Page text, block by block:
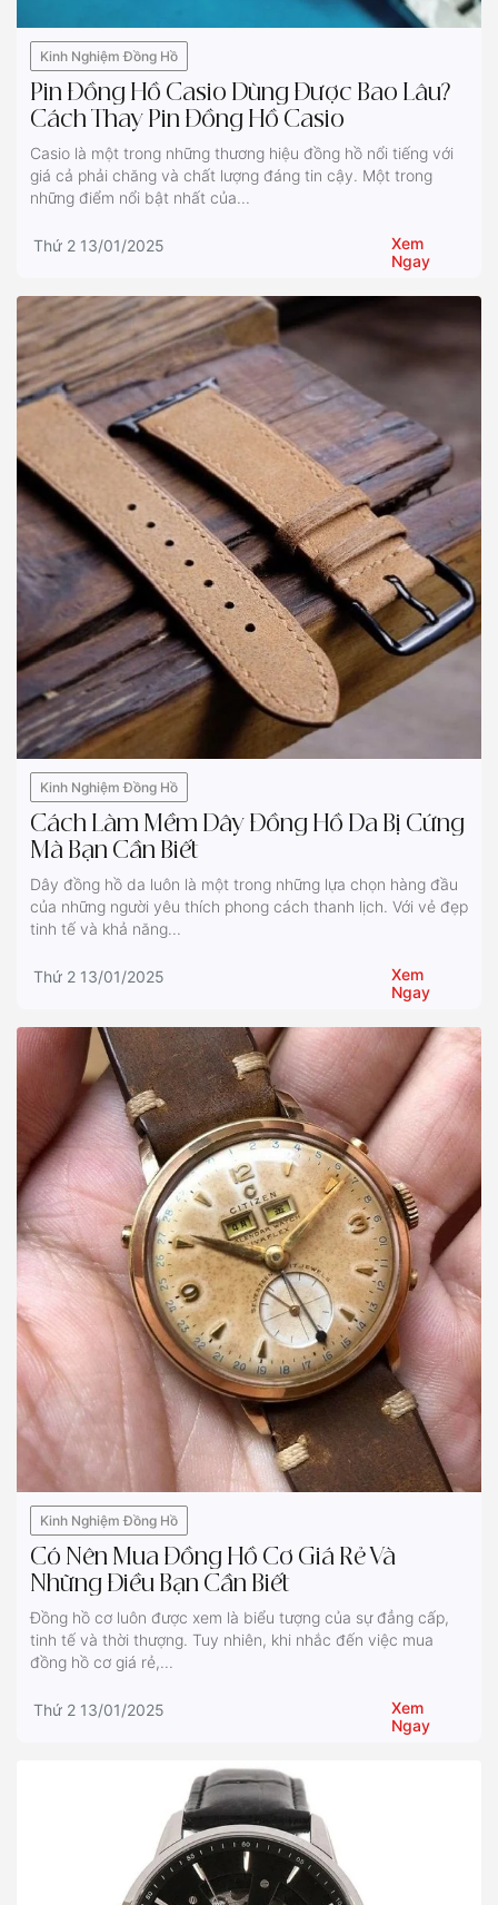
Kinh Nghiệm Đồng Hồ
Pin Đồng Hồ Casio Dùng Được Bao Lâu?
Cách Thay Pin Đồng Hồ Casio
Casio là một trong những thương hiệu đồng hồ nổi tiếng với
giá cả phải chăng và chất lượng đáng tin cậy. Một trong
những điểm nổi bật nhất của...
Thứ 2 13/01/2025
Xem
Ngay
Kinh Nghiệm Đồng Hồ
Cách Làm Mềm Dây Đồng Hồ Da Bị Cứng
Mà Bạn Cần Biết
Dây đồng hồ da luôn là một trong những lựa chọn hàng đầu
của những người yêu thích phong cách thanh lịch. Với vẻ đẹp
tinh tế và khả năng...
Thứ 2 13/01/2025
Xem
Ngay
Kinh Nghiệm Đồng Hồ
Có Nên Mua Đồng Hồ Cơ Giá Rẻ Và
Những Điều Bạn Cần Biết
Đồng hồ cơ luôn được xem là biểu tượng của sự đẳng cấp,
tinh tế và thời thượng. Tuy nhiên, khi nhắc đến việc mua
đồng hồ cơ giá rẻ,...
Thứ 2 13/01/2025
Xem
Ngay